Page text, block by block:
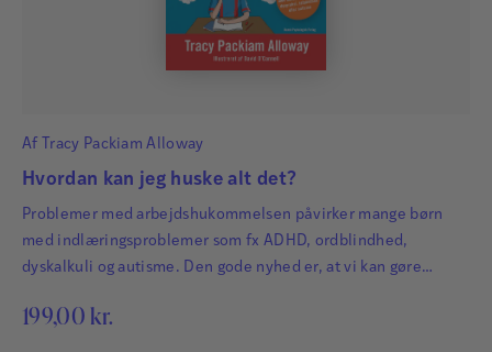
Af Tracy Packiam Alloway
Hvordan kan jeg huske alt det?
Problemer med arbejdshukommelsen påvirker mange børn
med indlæringsproblemer som fx ADHD, ordblindhed,
dyskalkuli og autisme. Den gode nyhed er, at vi kan gøre
199,00 kr.